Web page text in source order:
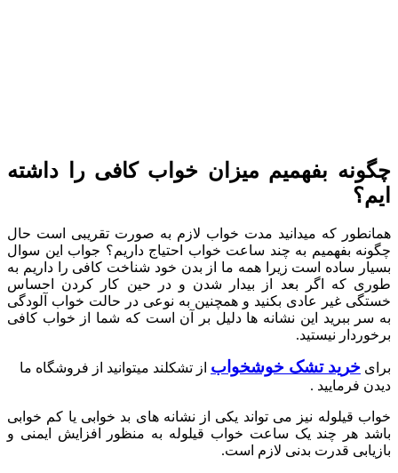
چگونه بفهمیم میزان خواب کافی را داشته
ایم؟
همانطور که میدانید مدت خواب لازم به صورت تقریبی است حال
چگونه بفهمیم به چند ساعت خواب احتیاج داریم؟ جواب این سوال
بسیار ساده است زیرا همه ما از بدن خود شناخت کافی را داریم به
طوری که اگر بعد از بیدار شدن و در حین کار کردن احساس
خستگی غیر عادی بکنید و همچنین به نوعی در حالت خواب آلودگی
به سر ببرید این نشانه ها دلیل بر آن است که شما از خواب کافی
برخوردار نیستید.
برای خرید تشک خوشخواب از تشکلند میتوانید از فروشگاه ما
دیدن فرمایید .
خواب قیلوله نیز می تواند یکی از نشانه های بد خوابی یا کم خوابی
باشد هر چند یک ساعت خواب قیلوله به منظور افزایش ایمنی و
بازیابی قدرت بدنی لازم است.